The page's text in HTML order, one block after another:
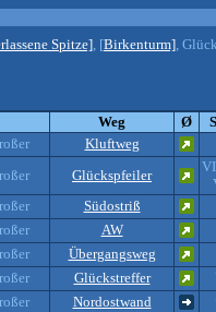
Spitze], [Birkenturm],
Weg Ø
Kluftweg
Glückspfeiler
Südostriß
AW
Übergangsweg
Glückstreffer
Nordostwand